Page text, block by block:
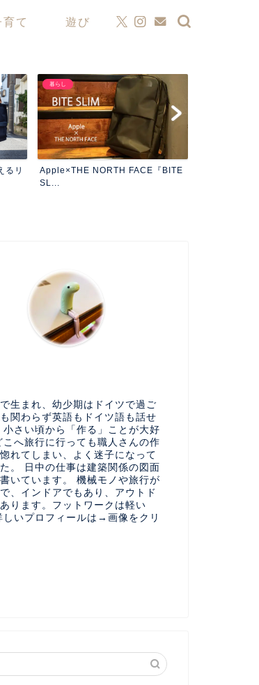
育て 遊び
るリ
暮らし
Apple×THE NORTH FACE『BITE
SL...
生まれ、幼少期はドイツで過ご
関わらず英語もドイツ語も話せ
小さい頃から「作る」ことが大好
こへ旅行に行っても職人さんの作
れてしまい、よく迷子になって
。 日中の仕事は建築関係の図面
いています。 機械モノや旅行が
、インドアでもあり、アウトド
ります。フットワークは軽い
しいプロフィールは→画像をクリ